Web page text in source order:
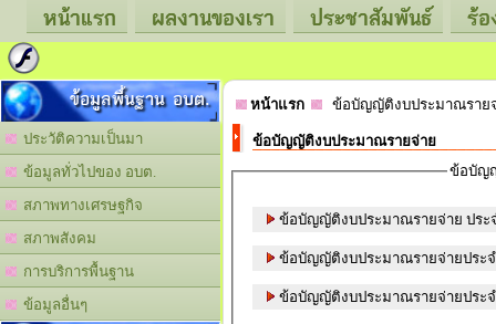
หน้าแรก ผลงานของเรา ประชาสัมพันธ์ ร้
ข้อมูลพื้นฐาน อบต.
ประวัติความเป็นมา
ข้อมูลทั่วไปของ อบต.
สภาพทางเศรษฐกิจ
สภาพสังคม
การบริการพื้นฐาน
ข้อมูลอื่นๆ
หน้าแรก ข้อบัญญัติงบประมาณราย
ข้อบัญญัติงบประมาณรายจ่าย
ข้อบัญ
ข้อบัญญัติงบ
ข้อบัญญัติงบประมาณรายจ่ายประ
ข้อบัญญัติงบประมาณรายจ่ายประ